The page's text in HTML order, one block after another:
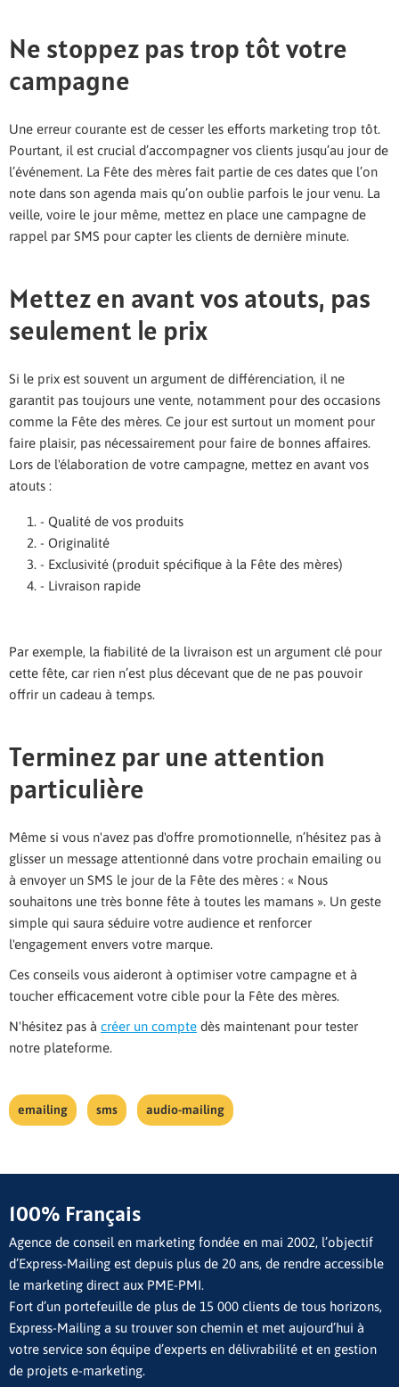
Ne stoppez pas trop tôt votre
campagne
Une erreur courante est de cesser les efforts marketing trop tôt.
Pourtant, il est crucial d’accompagner vos clients jusqu’au jour de
l’événement. La Fête des mères fait partie de ces dates que l’on
note dans son agenda mais qu’on oublie parfois le jour venu. La
veille, voire le jour même, mettez en place une campagne de
rappel par SMS pour capter les clients de dernière minute.
Mettez en avant vos atouts, pas
seulement le prix
Si le prix est souvent un argument de différenciation, il ne
garantit pas toujours une vente, notamment pour des occasions
comme la Fête des mères. Ce jour est surtout un moment pour
faire plaisir, pas nécessairement pour faire de bonnes affaires.
Lors de l'élaboration de votre campagne, mettez en avant vos
atouts :
- Qualité de vos produits
- Originalité
- Exclusivité (produit spécifique à la Fête des mères)
- Livraison rapide
Par exemple, la fiabilité de la livraison est un argument clé pour
cette fête, car rien n’est plus décevant que de ne pas pouvoir
offrir un cadeau à temps.
Terminez par une attention
particulière
Même si vous n'avez pas d'offre promotionnelle, n’hésitez pas à
glisser un message attentionné dans votre prochain emailing ou
à envoyer un SMS le jour de la Fête des mères : « Nous
souhaitons une très bonne fête à toutes les mamans ». Un geste
simple qui saura séduire votre audience et renforcer
l'engagement envers votre marque.
Ces conseils vous aideront à optimiser votre campagne et à
toucher efficacement votre cible pour la Fête des mères.
N'hésitez pas à créer un compte dès maintenant pour tester
notre plateforme.
emailing sms audio-mailing
100% Français
Agence de conseil en marketing fondée en mai 2002, l’objectif
d’Express-Mailing est depuis plus de 20 ans, de rendre accessible
le marketing direct aux PME-PMI.
Fort d’un portefeuille de plus de 15 000 clients de tous horizons,
Express-Mailing a su trouver son chemin et met aujourd’hui à
votre service son équipe d’experts en délivrabilité et en gestion
de projets e-marketing.